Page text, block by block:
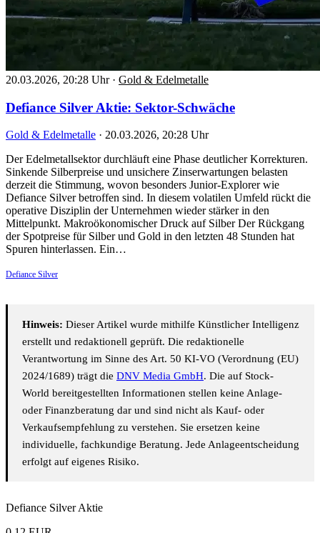
20.03.2026, 20:28 Uhr · Gold & Edelmetalle
Defiance Silver Aktie: Sektor-Schwäche
Gold & Edelmetalle · 20.03.2026, 20:28 Uhr
Der Edelmetallsektor durchläuft eine Phase deutlicher Korrekturen.
Sinkende Silberpreise und unsichere Zinserwartungen belasten
derzeit die Stimmung, wovon besonders Junior-Explorer wie
Defiance Silver betroffen sind. In diesem volatilen Umfeld rückt die
operative Disziplin der Unternehmen wieder stärker in den
Mittelpunkt. Makroökonomischer Druck auf Silber Der Rückgang
der Spotpreise für Silber und Gold in den letzten 48 Stunden hat
Spuren hinterlassen. Ein…
Defiance Silver
Hinweis: Dieser Artikel wurde mithilfe Künstlicher Intelligenz
erstellt und redaktionell geprüft. Die redaktionelle
Verantwortung im Sinne des Art. 50 KI-VO (Verordnung (EU)
2024/1689) trägt die DNV Media GmbH. Die auf Stock-
World bereitgestellten Informationen stellen keine Anlage-
oder Finanzberatung dar und sind nicht als Kauf- oder
Verkaufsempfehlung zu verstehen. Sie ersetzen keine
individuelle, fachkundige Beratung. Jede Anlageentscheidung
erfolgt auf eigenes Risiko.
Defiance Silver Aktie